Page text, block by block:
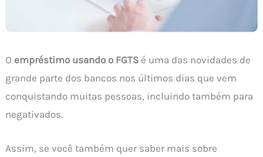
O empréstimo usando o FGTS é uma das novidades de
grande parte dos bancos nos últimos dias que vem
conquistando muitas pessoas, incluindo também para
negativados.
Assim, se você também quer saber mais sobre